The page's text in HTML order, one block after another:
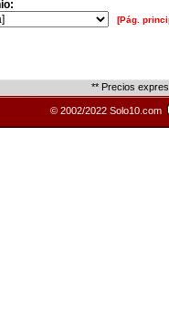
[Pág.
** Precios
© 2002/2022 Solo10.com